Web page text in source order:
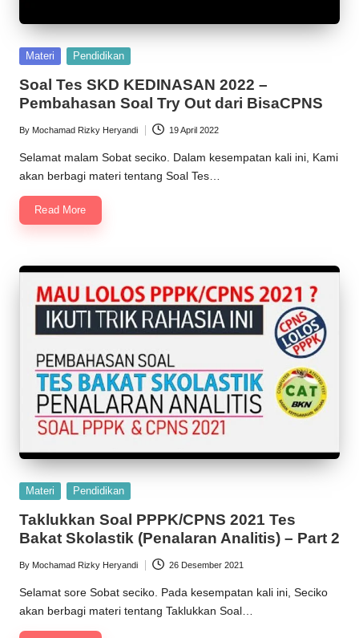
Posted
Materi Pendidikan
Soal Tes SKD KEDINASAN 2022 –
Pembahasan Soal Try Out dari BisaCPNS
Posted
by
By Mochamad Rizky Heryandi 19 April 2022
Selamat malam Sobat seciko. Dalam kesempatan kali ini, Kami
akan berbagi materi tentang Soal Tes…
Read More
Posted
Materi Pendidikan
Taklukkan Soal PPPK/CPNS 2021 Tes
Bakat Skolastik (Penalaran Analitis) – Part 2
Posted
by
By Mochamad Rizky Heryandi 26 Desember 2021
Selamat sore Sobat seciko. Pada kesempatan kali ini, Seciko
akan berbagi materi tentang Taklukkan Soal…